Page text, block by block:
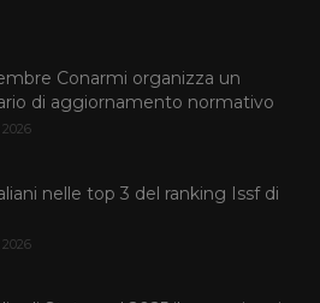
Conarmi organizza un
di aggiornamento normativo
nelle top 3 del ranking Issf di